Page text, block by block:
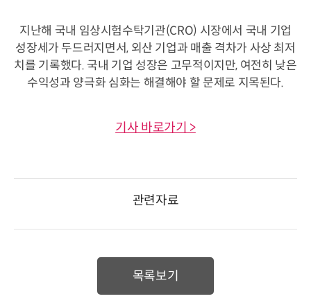
지난해 국내 임상시험수탁기관(CRO) 시장에서 국내 기업
성장세가 두드러지면서, 외산 기업과 매출 격차가 사상 최저
치를 기록했다. 국내 기업 성장은 고무적이지만, 여전히 낮은
수익성과 양극화 심화는 해결해야 할 문제로 지목된다.
기사 바로가기 >
관련자료
목록보기